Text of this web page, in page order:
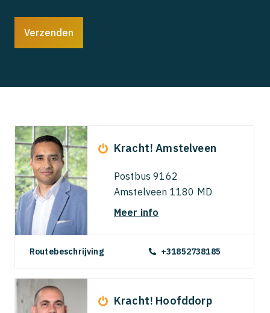
Kracht! Amstelveen
Postbus 9162
Amstelveen 1180 MD
Meer info
Routebeschrijving +31852738185
Kracht! Hoofddorp